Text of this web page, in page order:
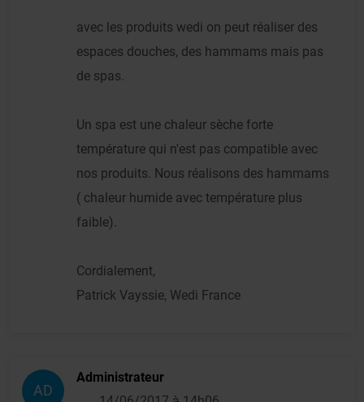
avec les produits wedi on peut réaliser des
espaces douches, des hammams mais pas
de spas.
Un spa est une chaleur sèche forte
température qui n'est pas compatible avec
nos produits. Nous réalisons des hammams
( chaleur humide avec température plus
faible).
Cordialement,
Patrick Vayssie, Wedi France
AD
Administrateur